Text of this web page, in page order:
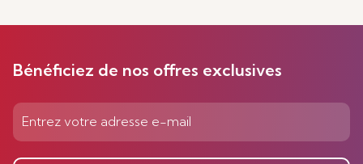
Bénéficiez de nos offres exclusives